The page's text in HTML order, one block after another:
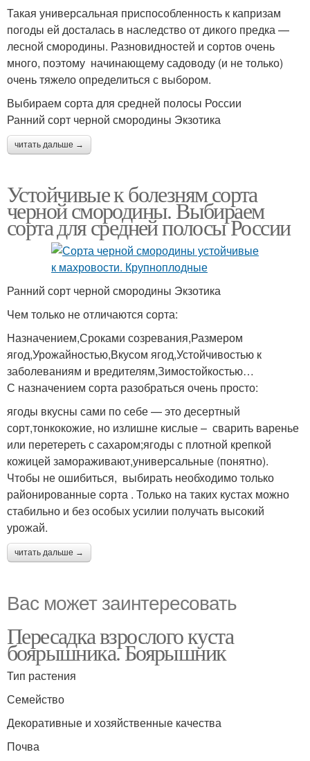
Такая универсальная приспособленность к капризам
погоды ей досталась в наследство от дикого предка —
лесной смородины. Разновидностей и сортов очень
много, поэтому начинающему садоводу (и не только)
очень тяжело определиться с выбором.
Выбираем сорта для средней полосы России
Ранний сорт черной смородины Экзотика
читать дальше →
Устойчивые к болезням сорта
черной смородины. Выбираем
сорта для средней полосы России
Ранний сорт черной смородины Экзотика
Чем только не отличаются сорта:
Назначением,Сроками созревания,Размером
ягод,Урожайностью,Вкусом ягод,Устойчивостью к
заболеваниям и вредителям,Зимостойкостью…
С назначением сорта разобраться очень просто:
ягоды вкусны сами по себе — это десертный
сорт,тонкокожие, но излишне кислые – сварить варенье
или перетереть с сахаром;ягоды с плотной крепкой
кожицей замораживают,универсальные (понятно).
Чтобы не ошибиться, выбирать необходимо только
районированные сорта . Только на таких кустах можно
стабильно и без особых усилии получать высокий
урожай.
читать дальше →
Вас может заинтересовать
Пересадка взрослого куста
боярышника. Боярышник
Тип растения
Семейство
Декоративные и хозяйственные качества
Почва